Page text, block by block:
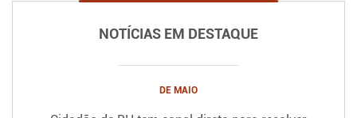
NOTÍCIAS EM DESTAQUE
DE MAIO